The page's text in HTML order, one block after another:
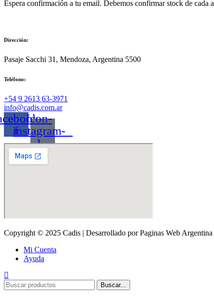
Espera confirmación a tu email. Debemos confirmar stock de cada
Dirección:
Pasaje Sacchi 31, Mendoza, Argentina 5500
Teléfono:
‪+54 9 2613 63‑3971‬
info@cadis.com.ar
f
Icon-
instagram-
1
Copyright © 2025 Cadis | Desarrollado por Paginas Web Argentina
Mi Cuenta
Ayuda
Buscar...